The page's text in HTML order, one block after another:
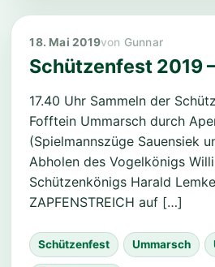
18. Mai 2019 Gunnar
Schützenfest 2019
17.40 Uhr Sammeln der
Fofftein Ummarsch durch
(Spielmannszüge Sauensiek
Abholen des Vogelkönigs
Schützenkönigs Harald
ZAPFENSTREICH auf […]
Schützenfest Ummarsch